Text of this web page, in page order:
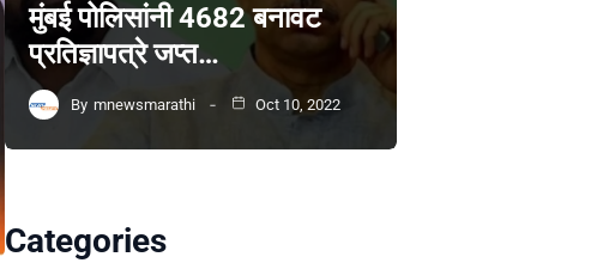
मुंबई पोलिसांनी 4682 बनावट
प्रतिज्ञापत्रे जप्त…
By mnewsmarathi Oct 10, 2022
Categories